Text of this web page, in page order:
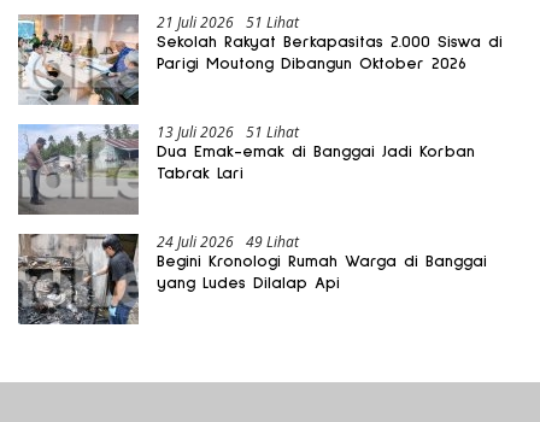
21 Juli 2026 51 Lihat
Sekolah Rakyat Berkapasitas 2.000 Siswa di
Parigi Moutong Dibangun Oktober 2026
13 Juli 2026 51 Lihat
Dua Emak-emak di Banggai Jadi Korban
Tabrak Lari
24 Juli 2026 49 Lihat
Begini Kronologi Rumah Warga di Banggai
yang Ludes Dilalap Api